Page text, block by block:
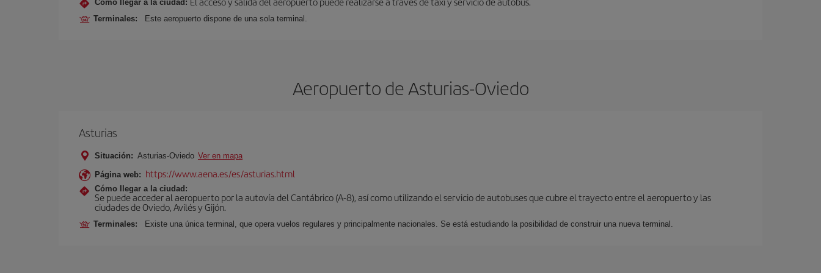
Cómo llegar a la ciudad:
Terminales: Este aeropuerto dispone de una sola terminal.
Aeropuerto de Asturias-Oviedo
Asturias
Situación: Asturias-Oviedo Ver en mapa
Página web: https://www.aena.es/es/asturias.html
Cómo llegar a la ciudad:
Se puede acceder al aeropuerto por la autovía del Cantábrico (A-8), así como utilizando el servicio de autobuses que cubre el trayecto entre el aeropuerto y las
ciudades de Oviedo, Avilés y Gijón.
Terminales: Existe una única terminal, que opera vuelos regulares y principalmente nacionales. Se está estudiando la posibilidad de construir una nueva terminal.